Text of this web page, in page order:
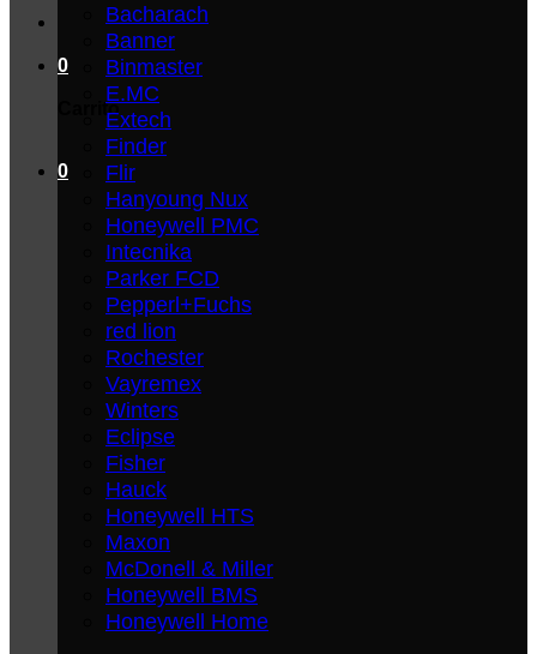
0
Carrito
0
Bacharach
Banner
Binmaster
E.MC
Extech
Finder
Flir
Hanyoung Nux
Honeywell PMC
Intecnika
Parker FCD
Pepperl+Fuchs
red lion
Rochester
Vayremex
Winters
Eclipse
Fisher
Hauck
Honeywell HTS
Maxon
McDonell & Miller
Honeywell BMS
Honeywell Home